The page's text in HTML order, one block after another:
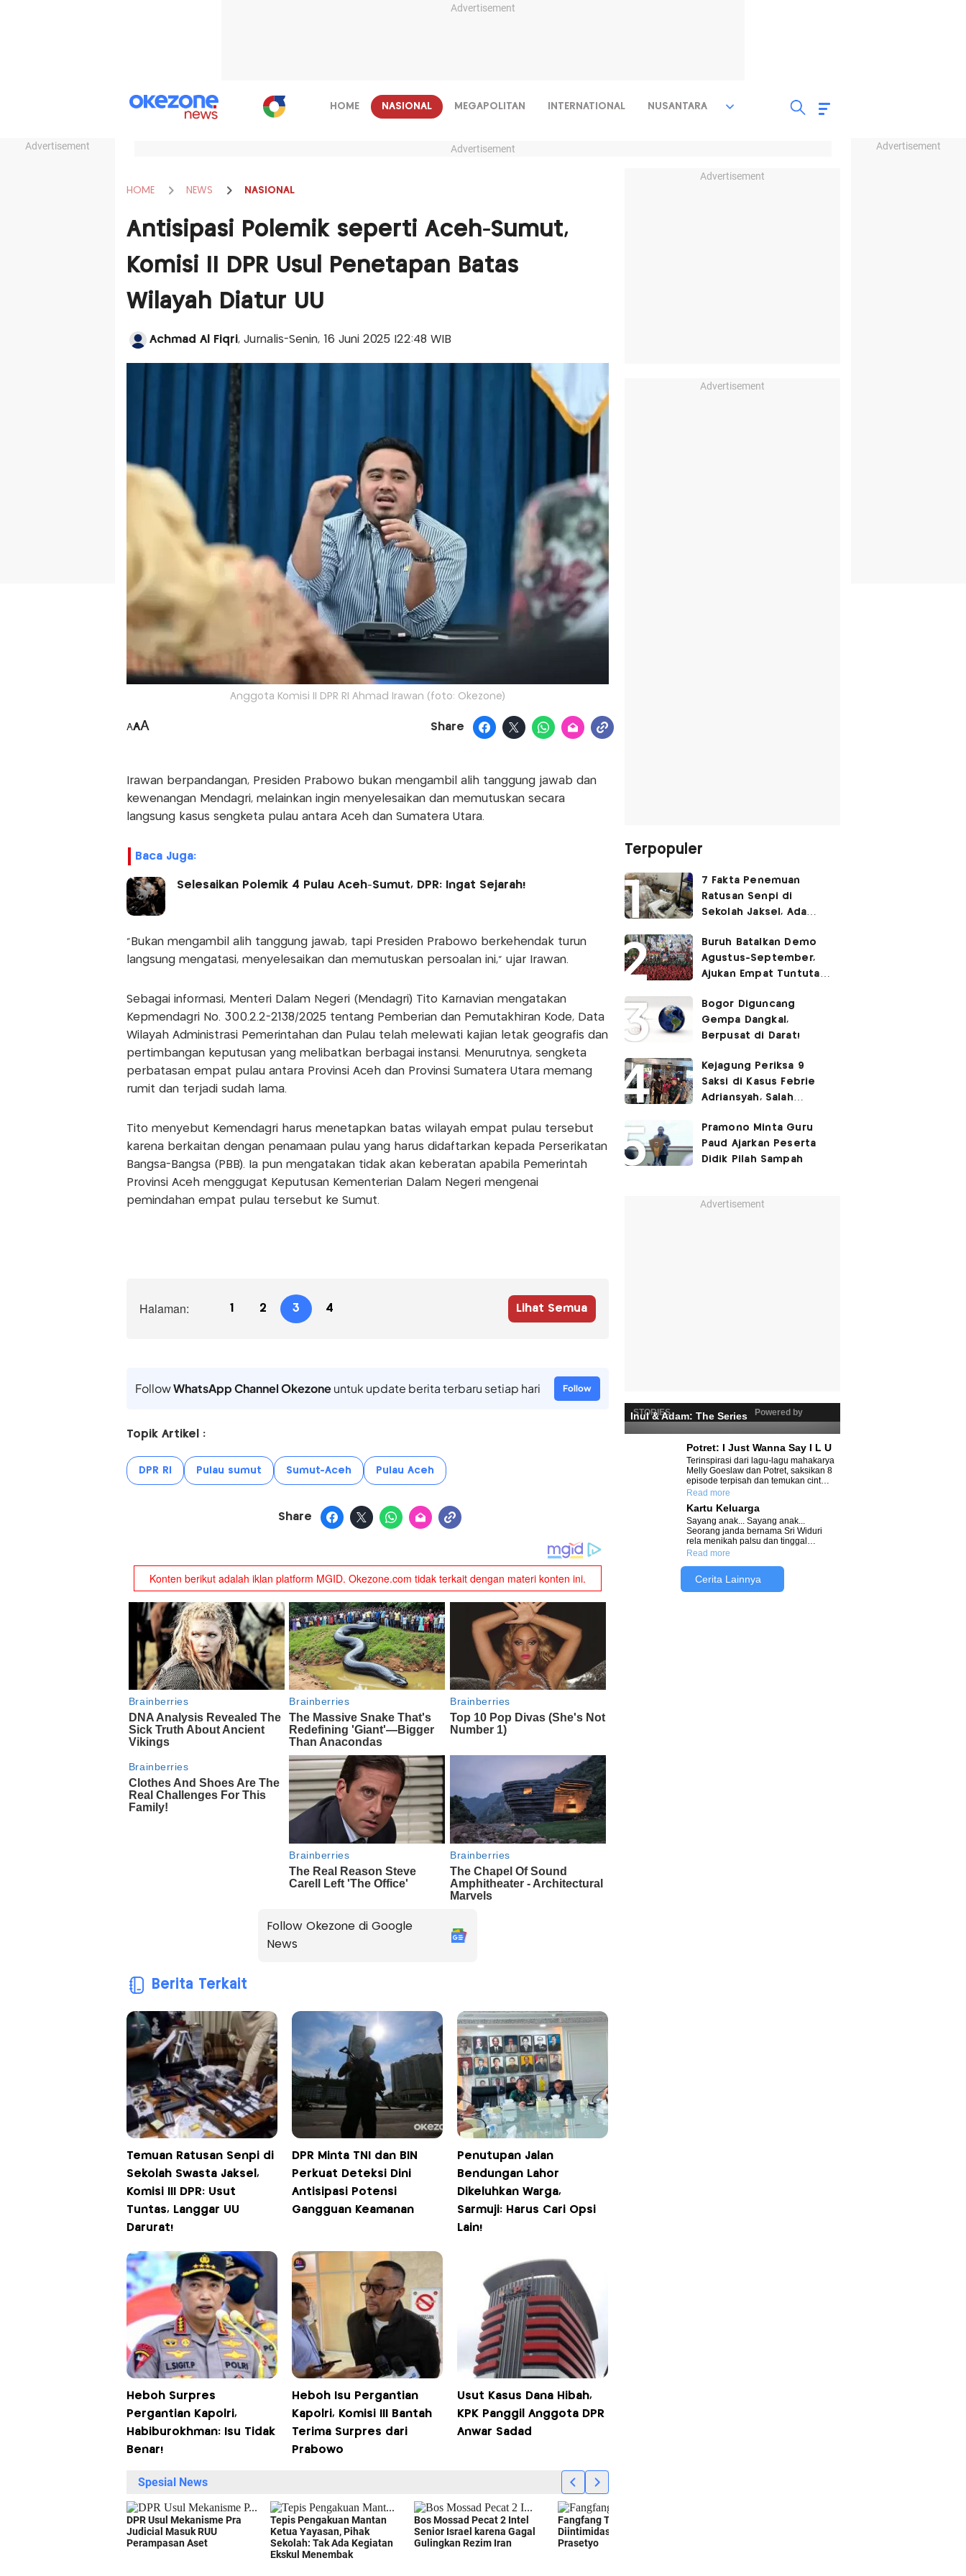
Advertisement
Advertisement Advertisement
HOME NASIONAL MEGAPOLITAN INTERNATIONAL NUSANTARA
Advertisement
HOME NEWS NASIONAL
Antisipasi Polemik seperti Aceh-Sumut,
Komisi II DPR Usul Penetapan Batas
Wilayah Diatur UU
Achmad Al Fiqri, Jurnalis-Senin, 16 Juni 2025 |22:48 WIB
Anggota Komisi II DPR RI Ahmad Irawan (foto: Okezone)
AAA Share
Irawan berpandangan, Presiden Prabowo bukan mengambil alih tanggung jawab dan
kewenangan Mendagri, melainkan ingin menyelesaikan dan memutuskan secara
langsung kasus sengketa pulau antara Aceh dan Sumatera Utara.
Baca Juga:
Selesaikan Polemik 4 Pulau Aceh-Sumut, DPR: Ingat Sejarah!
"Bukan mengambil alih tanggung jawab, tapi Presiden Prabowo berkehendak turun
langsung mengatasi, menyelesaikan dan memutuskan persoalan ini," ujar Irawan.
Sebagai informasi, Menteri Dalam Negeri (Mendagri) Tito Karnavian mengatakan
Kepmendagri No. 300.2.2-2138/2025 tentang Pemberian dan Pemutakhiran Kode, Data
Wilayah Administrasi Pemerintahan dan Pulau telah melewati kajian letak geografis dan
pertimbangan keputusan yang melibatkan berbagai instansi. Menurutnya, sengketa
perbatasan empat pulau antara Provinsi Aceh dan Provinsi Sumatera Utara memang
rumit dan terjadi sudah lama.
Tito menyebut Kemendagri harus menetapkan batas wilayah empat pulau tersebut
karena berkaitan dengan penamaan pulau yang harus didaftarkan kepada Perserikatan
Bangsa-Bangsa (PBB). Ia pun mengatakan tidak akan keberatan apabila Pemerintah
Provinsi Aceh menggugat Keputusan Kementerian Dalam Negeri mengenai
pemindahan empat pulau tersebut ke Sumut.
Halaman: 1 2 3 4 Lihat Semua
FollowWhatsApp Channel Okezoneuntuk update berita terbaru setiap hari Follow
Topik Artikel :
DPR RI Pulau sumut Sumut-Aceh Pulau Aceh
Share
Follow Okezone di Google
News
Berita Terkait
Temuan Ratusan Senpi di
Sekolah Swasta Jaksel,
Komisi III DPR: Usut
Tuntas, Langgar UU
Darurat!
DPR Minta TNI dan BIN
Perkuat Deteksi Dini
Antisipasi Potensi
Gangguan Keamanan
Penutupan Jalan
Bendungan Lahor
Dikeluhkan Warga,
Sarmuji: Harus Cari Opsi
Lain!
Heboh Surpres
Pergantian Kapolri,
Habiburokhman: Isu Tidak
Benar!
Heboh Isu Pergantian
Kapolri, Komisi III Bantah
Terima Surpres dari
Prabowo
Usut Kasus Dana Hibah,
KPK Panggil Anggota DPR
Anwar Sadad
Advertisement
Advertisement
Terpopuler
7 Fakta Penemuan
Ratusan Senpi di
Sekolah Jaksel, Ada
Ruang Bunker
Buruh Batalkan Demo
Agustus-September,
Ajukan Empat Tuntutan
Bogor Diguncang
Gempa Dangkal,
Berpusat di Darat!
Kejagung Periksa 9
Saksi di Kasus Febrie
Adriansyah, Salah
Pramono Minta Guru
Paud Ajarkan Peserta
Didik Pilah Sampah
Advertisement